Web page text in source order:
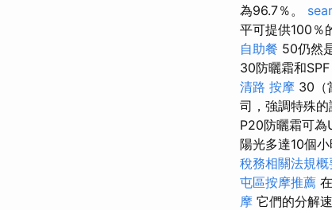
為96.7％。
平可提供100％
自助餐 50仍然
30防曬霜和SPF
清路 按摩 30（
司，強調特殊的
P20防曬霜可為
陽光多達10個
稅務相關法規概
屯區按摩推薦
摩 它們的分解